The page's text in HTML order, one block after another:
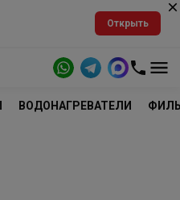
Открыть
ВОДОНАГРЕВАТЕЛИ